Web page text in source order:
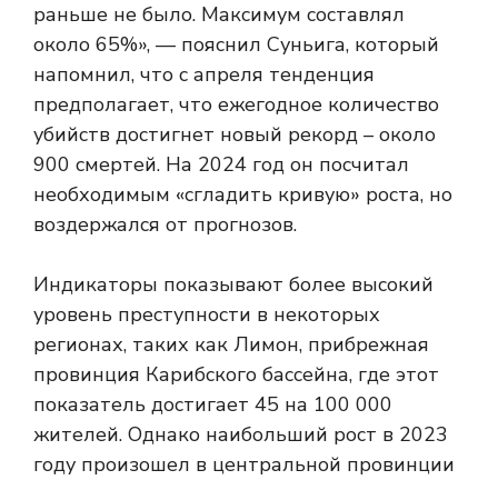
раньше не было. Максимум составлял
около 65%», — пояснил Суньига, который
напомнил, что с апреля тенденция
предполагает, что ежегодное количество
убийств достигнет новый рекорд – около
900 смертей. На 2024 год он посчитал
необходимым «сгладить кривую» роста, но
воздержался от прогнозов.
Индикаторы показывают более высокий
уровень преступности в некоторых
регионах, таких как Лимон, прибрежная
провинция Карибского бассейна, где этот
показатель достигает 45 на 100 000
жителей. Однако наибольший рост в 2023
году произошел в центральной провинции